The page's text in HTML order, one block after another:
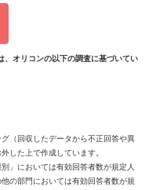
、オリコンの以下の調査に基づいてい
（回収したデータから不正回答や異
した上で作成しています。
」においては有効回答者数が規定人
の部門においては有効回答者数が規